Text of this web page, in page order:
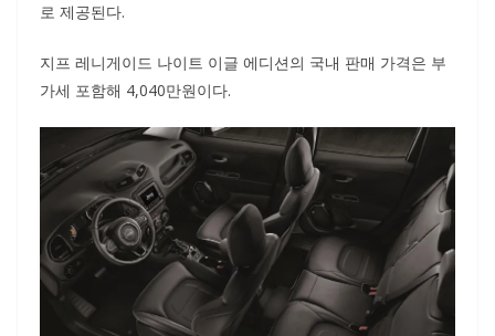
로 제공된다.
지프 레니게이드 나이트 이글 에디션의 국내 판매 가격은 부
가세 포함해 4,040만원이다.